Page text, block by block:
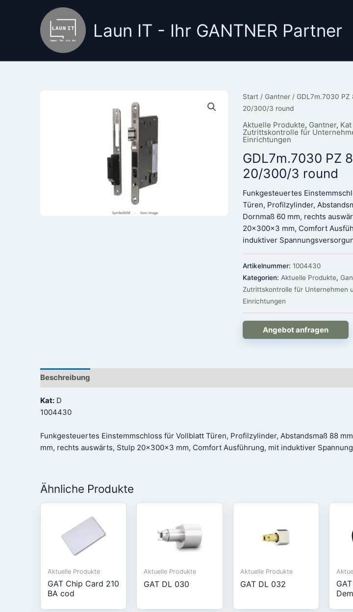
Laun IT - Ihr GANTNER Partner
Start / Gantner / GDL7m.7030 PZ
20/300/3 round
Aktuelle Produkte, Gantner, Kat
Zutrittskontrolle für
Einrichtungen
GDL7m.7030 PZ
20/300/3 round
Funkgesteuertes
Türen, Profilzylinder,
Dornmaß 60 mm, rechts
20x300x3 mm, Comfort
induktiver
Artikelnummer:1004430
Kategorien: Aktuelle Produkte,
Zutrittskontrolle für Unternehmen
Einrichtungen
Angebot anfragen
Beschreibung
Kat: D
1004430
Funkgesteuertes Einstemmschloss für Vollblatt Türen, Profilzylinder, Abstandsmaß 88
mm, rechts auswärts, Stulp 20x300x3 mm, Comfort Ausführung, mit induktiver
Ähnliche Produkte
Aktuelle Produkte
GAT Chip Card 210
BA cod
Aktuelle Produkte
GAT DL 030
Aktuelle Produkte
GAT DL 032